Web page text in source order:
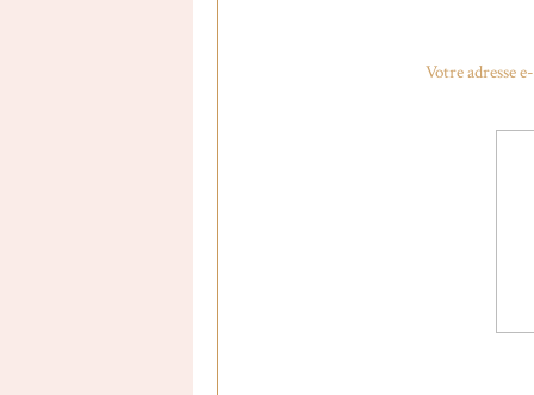
Votre adresse